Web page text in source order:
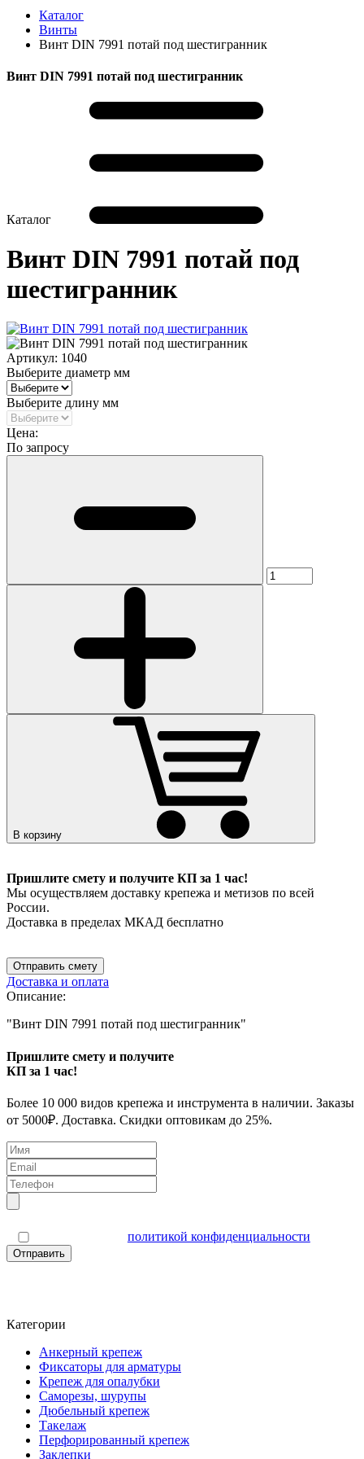
Каталог
Винты
Винт DIN 7991 потай под шестигранник
Винт DIN 7991 потай под шестигранник
Каталог
Винт DIN 7991 потай под
шестигранник
Артикул: 1040
Выберите диаметр мм
Выберите длину мм
Цена:
По запросу
В корзину
Пришлите смету и получите КП за 1 час!
Мы осуществляем доставку крепежа и метизов по всей
России.
Доставка в пределах МКАД бесплатно
Отправить смету
Доставка и оплата
Описание:
"Винт DIN 7991 потай под шестигранник"
Пришлите смету и получите
КП за 1 час!
Более 10 000 видов крепежа и инструмента в наличии. Заказы
от 5000₽. Доставка. Скидки оптовикам до 25%.
политикой конфиденциальности
Отправить
Категории
Анкерный крепеж
Фиксаторы для арматуры
Крепеж для опалубки
Саморезы, шурупы
Дюбельный крепеж
Такелаж
Перфорированный крепеж
Заклепки